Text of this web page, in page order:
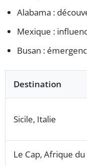
Alabama :
Mexique :
Busan :
Destination
Sicile, Italie
Le Cap, Afrique du